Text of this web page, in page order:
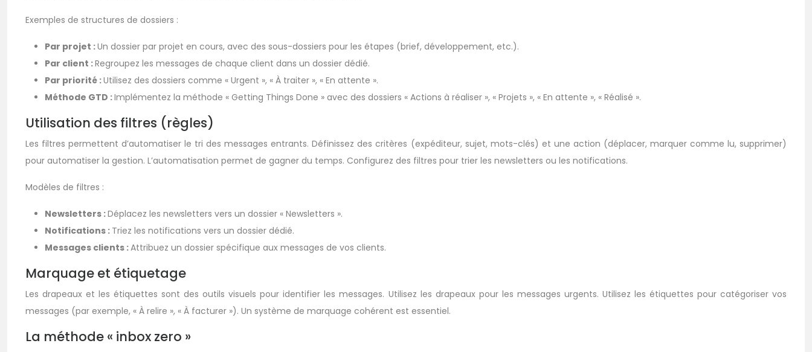
Exemples de structures de dossiers :
Par projet :Un dossier par projet en cours, avec des sous-dossiers pour les étapes (brief, développement, etc.).
Par client :Regroupez les messages de chaque client dans un dossier dédié.
Par priorité :Utilisez des dossiers comme « Urgent », « À traiter », « En attente ».
Méthode GTD :Implémentez la méthode « Getting Things Done » avec des dossiers « Actions à réaliser », « Projets », « En attente », « Réalisé ».
Utilisation des filtres (règles)
Les filtres permettent d’automatiser le tri des messages entrants. Définissez des critères (expéditeur, sujet, mots-clés) et une action (déplacer, marquer comme lu, supprimer)
pour automatiser la gestion. L’automatisation permet de gagner du temps. Configurez des filtres pour trier les newsletters ou les notifications.
Modèles de filtres :
Newsletters :Déplacez les newsletters vers un dossier « Newsletters ».
Notifications : Triez les notifications vers un dossier dédié.
Messages clients :Attribuez un dossier spécifique aux messages de vos clients.
Marquage et étiquetage
Les drapeaux et les étiquettes sont des outils visuels pour identifier les messages. Utilisez les drapeaux pour les messages urgents. Utilisez les étiquettes pour catégoriser vos
messages (par exemple, « À relire », « À facturer »). Un système de marquage cohérent est essentiel.
La méthode « inbox zero »